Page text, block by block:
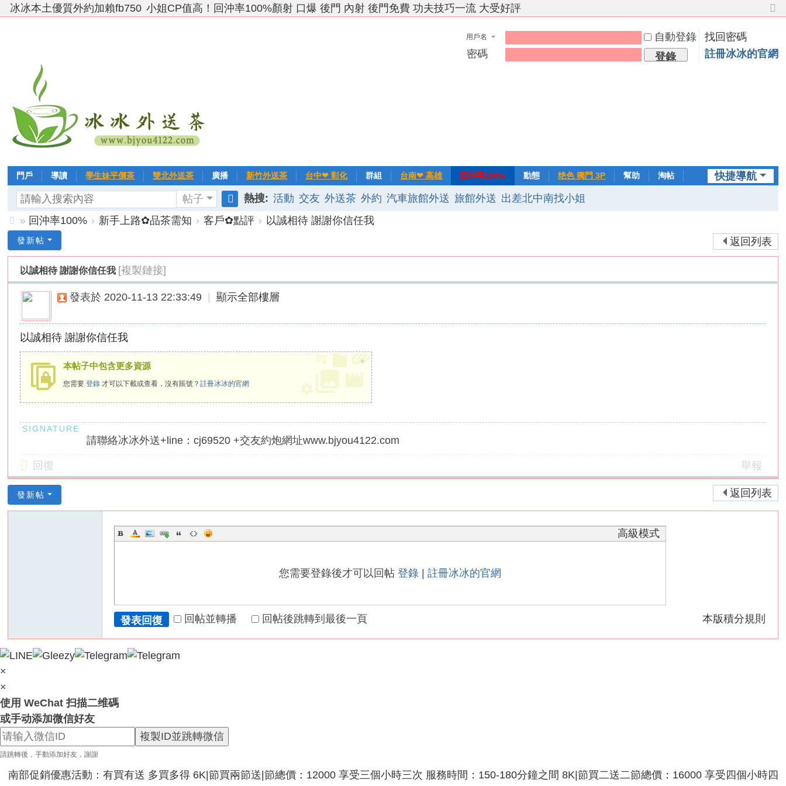
冰冰本土優質外約加賴fb750 小姐CP值高！回沖率100%顏射 口爆 後門 內射 後門免費 功夫技巧一流 大受好評
切
窄
版
用戶名 自動登錄
找回密碼
密碼
登錄 註冊冰冰的官網
快捷導航
門戶 導讀 學生妹平價茶 雙北外送茶 廣播 新竹外送茶 台中❤ 彰化 群組 台南❤ 高雄 回沖率100% 動態 绝色 獨門 3P 幫助
淘帖
帖子
搜
熱搜: 活動 交友 外送茶 外約 汽車旅館外送 旅館外送 出差北中南找小姐
台
灣
土
正
妹
~
手
必
看
！
» 回沖率100% › 新手上路✿品茶需知 › 客戶✿點評 › 以誠相待 謝謝你信任我
返回列表
發新帖
以誠相待 謝謝你信任我 [複製鏈接]
發表於 2020-11-13 22:33:49 顯示全部樓層
以誠相待 謝謝你信任我
本帖子中包含更多資源
您需要登錄 才可以下載或查看，沒有賬號？註冊冰冰的官網
×
請聯絡冰冰外送+line：cj69520 +交友約炮網址www.bjyou4122.com
回復 舉報
返回列表
發新帖
高級模式
您需要登錄後才可以回帖登錄 |註冊冰冰的官網
本版積分規則
發表回復 回帖並轉播 回帖後跳轉到最後一頁
×
×
使用 WeChat 扫描二维碼
或手动添加微信好友
複製ID並跳轉微信
請跳轉後，手動添加好友，謝謝
南部促銷優惠活動：有買有送 多買多得 6K|節買兩節送|節總價：12000 享受三個小時三次 服務時間：150-180分鐘之間 8K|節買二送二節總價：16000 享受四個小時四